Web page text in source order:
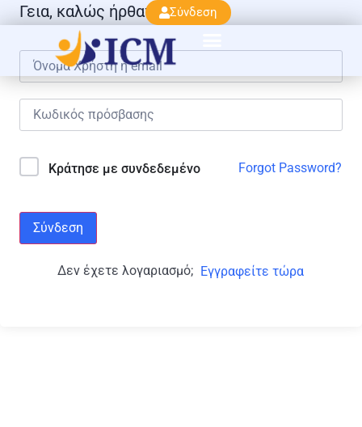
Σύνδεση
Γεια, καλώς ήρθατε πάλι!
Κράτησε με συνδεδεμένο Forgot Password?
Σύνδεση
Δεν έχετε λογαριασμό; Εγγραφείτε τώρα